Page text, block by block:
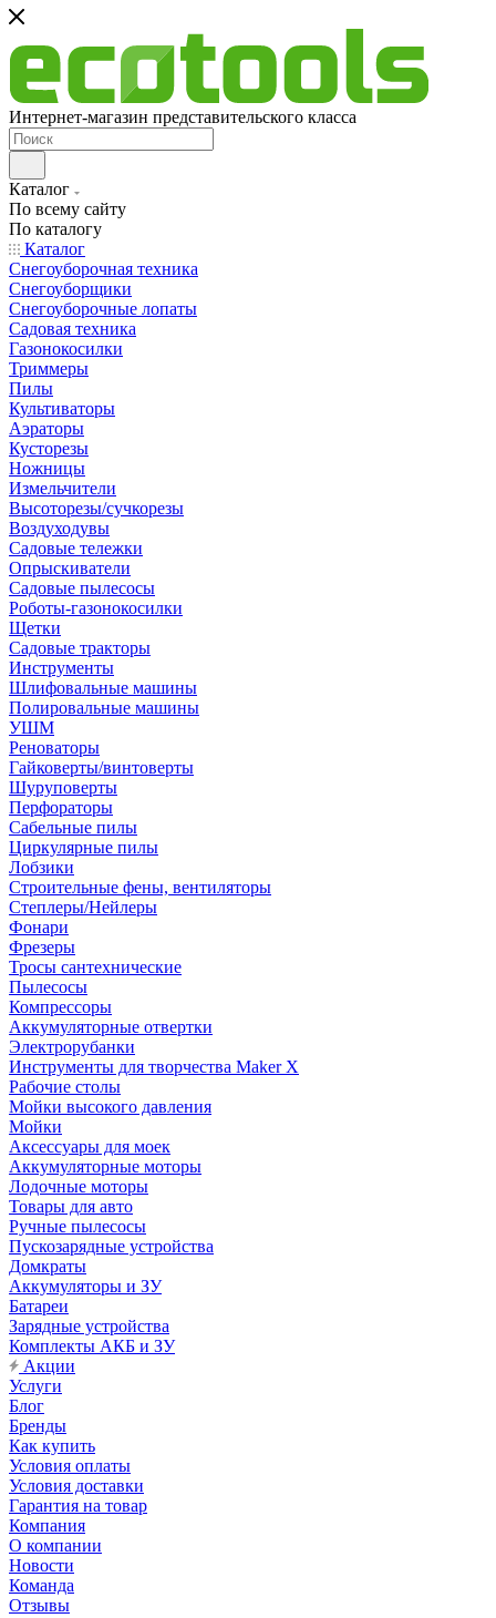
Интернет-магазин представительского класса
Каталог
По всему сайту
По каталогу
Каталог
Снегоуборочная техника
Снегоуборщики
Снегоуборочные лопаты
Садовая техника
Газонокосилки
Триммеры
Пилы
Культиваторы
Аэраторы
Кусторезы
Ножницы
Измельчители
Высоторезы/сучкорезы
Воздуходувы
Садовые тележки
Опрыскиватели
Садовые пылесосы
Роботы-газонокосилки
Щетки
Садовые тракторы
Инструменты
Шлифовальные машины
Полировальные машины
УШМ
Реноваторы
Гайковерты/винтоверты
Шуруповерты
Перфораторы
Сабельные пилы
Циркулярные пилы
Лобзики
Строительные фены, вентиляторы
Степлеры/Нейлеры
Фонари
Фрезеры
Тросы сантехнические
Пылесосы
Компрессоры
Аккумуляторные отвертки
Электрорубанки
Инструменты для творчества Maker X
Рабочие столы
Мойки высокого давления
Мойки
Аксессуары для моек
Аккумуляторные моторы
Лодочные моторы
Товары для авто
Ручные пылесосы
Пускозарядные устройства
Домкраты
Аккумуляторы и ЗУ
Батареи
Зарядные устройства
Комплекты АКБ и ЗУ
Акции
Услуги
Блог
Бренды
Как купить
Условия оплаты
Условия доставки
Гарантия на товар
Компания
О компании
Новости
Команда
Отзывы